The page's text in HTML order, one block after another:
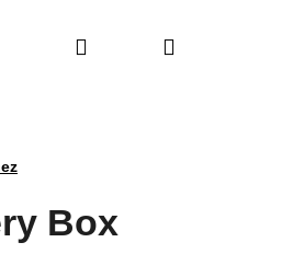
Webáruház értékelése
Bejelentkezés
Kosár
Box